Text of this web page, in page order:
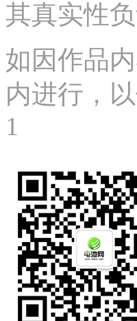
其真实性负
如因作品
内进行，
1